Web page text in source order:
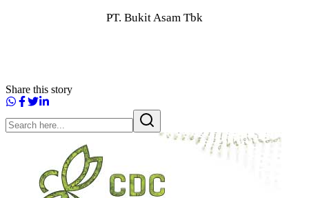
PT. Bukit Asam Tbk
Share this story